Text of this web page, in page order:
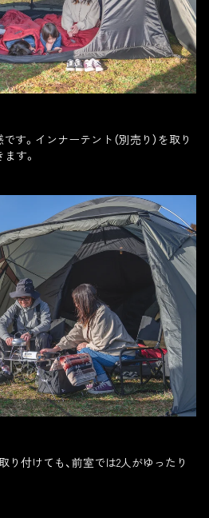
す。インナーテント（別売り）を取り
す。
り付けても、前室では2人がゆったり